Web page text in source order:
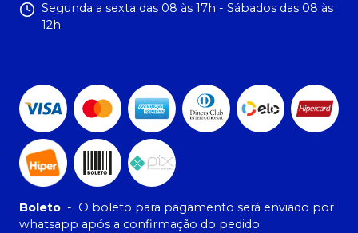
Segunda a sexta das 08 às 17h - Sábados das 08 às
12h
Boleto - O boleto para pagamento será enviado por
whatsapp após a confirmação do pedido.